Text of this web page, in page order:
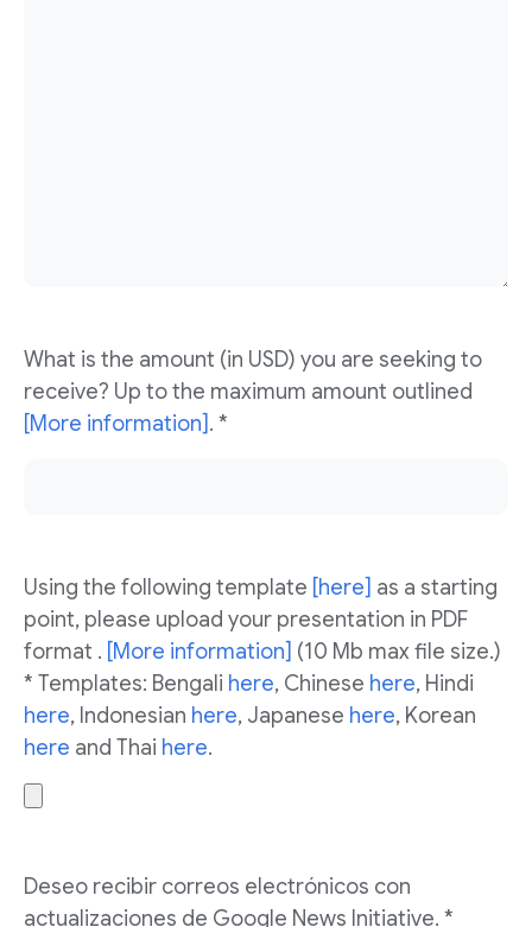
What is the amount (in USD) you are seeking to
receive? Up to the maximum amount outlined
[More information]. *
Using the following template [here] as a starting
point, please upload your presentation in PDF
format . [More information] (10 Mb max file size.)
* Templates: Bengali here, Chinese here, Hindi
here, Indonesian here, Japanese here, Korean
here and Thai here.
Deseo recibir correos electrónicos con
actualizaciones de Google News Initiative. *